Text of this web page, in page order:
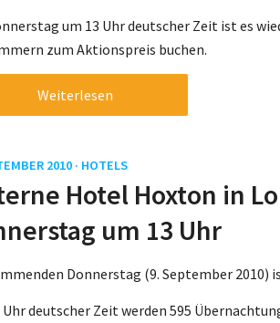
um 13 Uhr deutscher Zeit ist es
zum Aktionspreis buchen.
Weiterlesen
2010 · HOTELS
Hotel Hoxton in
um 13 Uhr
Donnerstag (9. September 2010)
Uhr deutscher Zeit werden 595